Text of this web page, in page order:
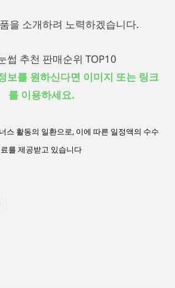
을 소개하려 노력하겠습니다.
썹 추천 판매순위 TOP10
보를 원하신다면 이미지 또는 링크
를 이용하세요.
스 활동의 일환으로, 이에 따른 일정액의 수수
료를 제공받고 있습니다